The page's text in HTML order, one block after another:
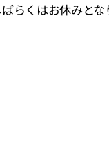
くはお休みとな